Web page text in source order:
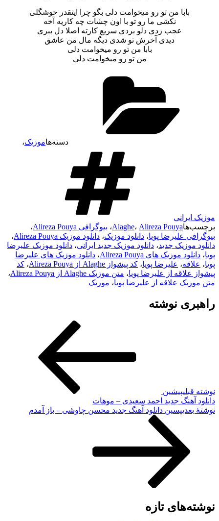
بابا من تو رو میخوامت دلی بگو چرا اینقدر خوشگلی
نکشی ما رو تو با اون چشات چه کاریه آخه
عجب زدی دلو بردی سریع کارته اصلا دل ببری
دیدی آخرش تو شدی دیگه مال من عاشق
بابا من تو رو میخوامت دلی
من تو رو میخوامت دلی
دسته‌هاموزیک،
موزیک ایرانی
برچسب‌ها
Alaghe، Alireza Pouya ، بیوگرافی Alireza Pouya
،
بیوگرافی علیرضا پویا، دانلود موزیک، دانلود موزیک Alireza Pouya
،
دانلود موزیک جدید، دانلود موزیک جدید ایرانی، دانلود موزیک علیرضا
پویا، دانلود موزیک های Alireza Pouya ، دانلود موزیک های علیرضا
پویا، علاقه، علیرضا پویا، کد پیشواز Alaghe از Alireza Pouya ، کد
پیشواز علاقه از علیرضا پویا، متن موزیک Alaghe از Alireza Pouya
،
متن موزیک علاقه از علیرضا پویا، موزیک
راهبری نوشته
نوشته قبلیپیشین
دانلود آهنگ جدید احمد سعیدی – موهات
نوشته‌ٔ بعدیپسین دانلود آهنگ جدید محسن چاوشی – باز آمدم
نوشته‌های تازه